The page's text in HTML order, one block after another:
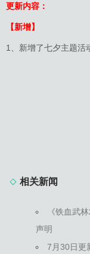
更新内容：
【新增】
1、新增了七夕主题活
相关新闻
《铁血武
声明
7月30日更